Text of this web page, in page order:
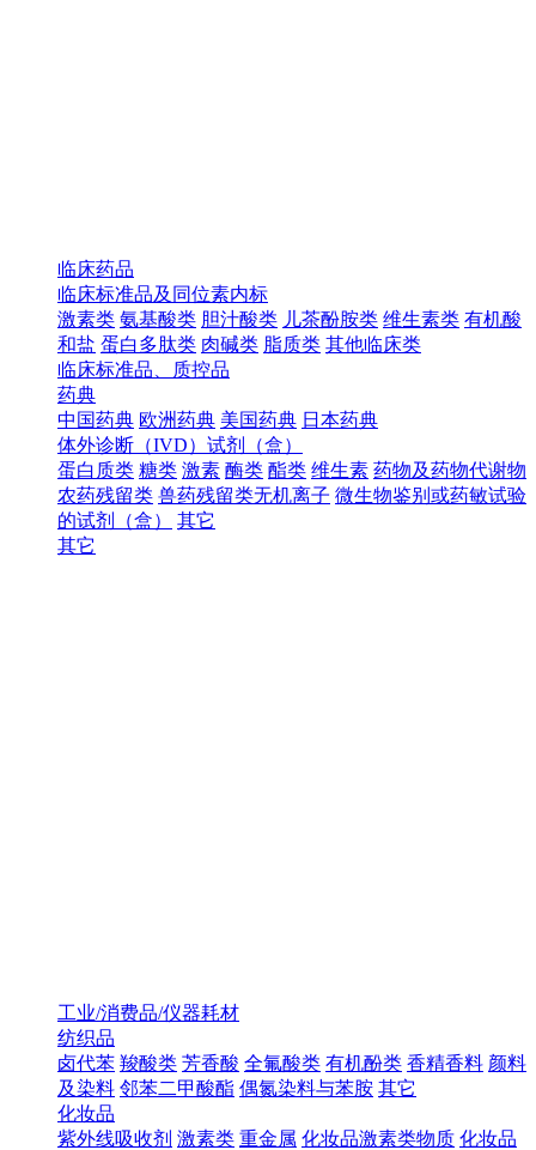
临床药品
临床标准品及同位素内标
激素类 氨基酸类 胆汁酸类 儿茶酚胺类 维生素类 有机酸
和盐 蛋白多肽类 肉碱类 脂质类 其他临床类
临床标准品、质控品
药典
中国药典 欧洲药典 美国药典 日本药典
体外诊断（IVD）试剂（盒）
蛋白质类 糖类 激素 酶类 酯类 维生素 药物及药物代谢物
农药残留类 兽药残留类无机离子 微生物鉴别或药敏试验
的试剂（盒）
其它
其它
工业/消费品/仪器耗材
纺织品
卤代苯 羧酸类 芳香酸 全氟酸类 有机酚类 香精香料 颜料
及染料 邻苯二甲酸酯 偶氮染料与苯胺 其它
化妆品
紫外线吸收剂 激素类 重金属 化妆品激素类物质 化妆品